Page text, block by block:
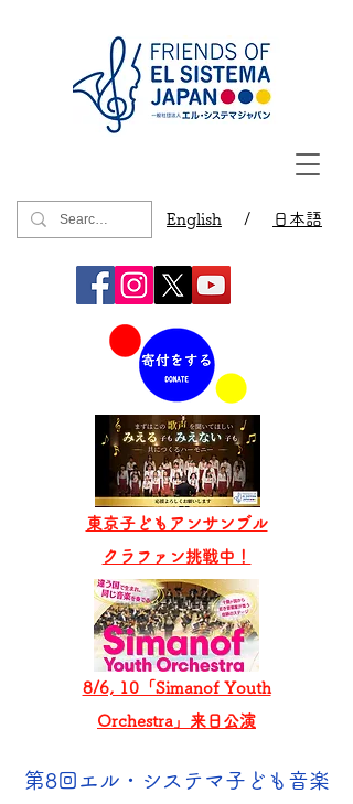
English / 日本語
8/6, 10「Simanof Youth
Orchestra」来日公演
東京子どもアンサンブル
​クラファン挑戦中！
第8回エル・システマ子ども音楽